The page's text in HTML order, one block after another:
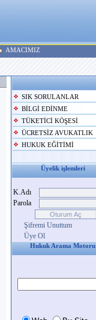
AMACIMIZ
SIK SORULANLAR
BİLGİ EDİNME
TÜKETİCİ KÖŞESİ
ÜCRETSİZ AVUKATLIK
HUKUK EĞİTİMİ
Üyelik işlemleri
K.Adı
Parola
Şifremi Unuttum
Üye Ol
Hukuk Arama Motoru